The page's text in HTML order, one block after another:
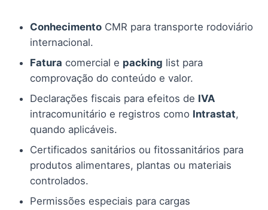
Conhecimento CMR para transporte rodoviário
internacional.
Fatura comercial e packing list para
comprovação do conteúdo e valor.
Declarações fiscais para efeitos de IVA
intracomunitário e registros como Intrastat,
quando aplicáveis.
Certificados sanitários ou fitossanitários para
produtos alimentares, plantas ou materiais
controlados.
Permissões especiais para cargas